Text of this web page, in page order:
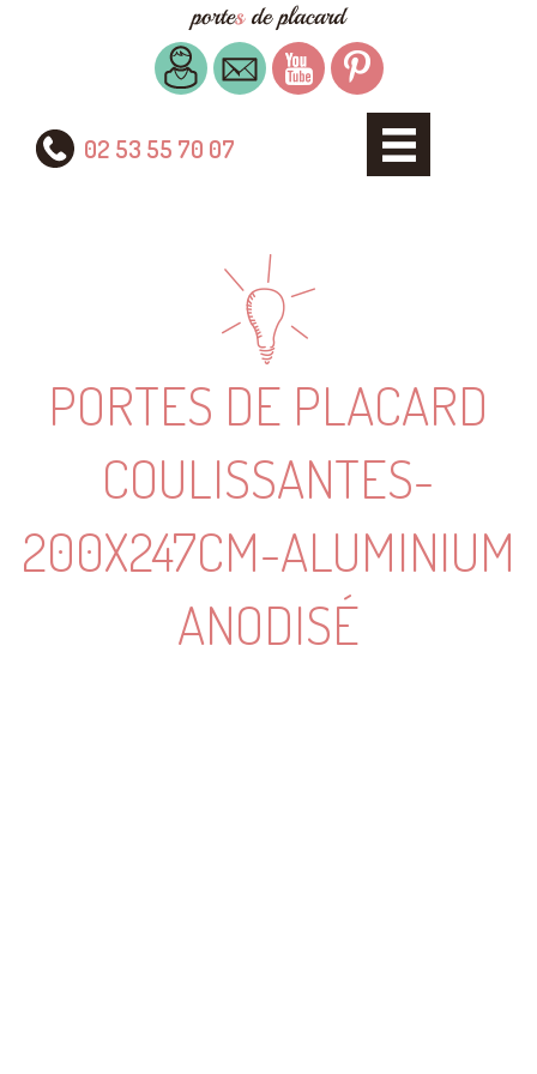
02 53 55 70 07
PORTES DE PLACARD
COULISSANTES-
200X247CM-ALUMINIUM
ANODISÉ